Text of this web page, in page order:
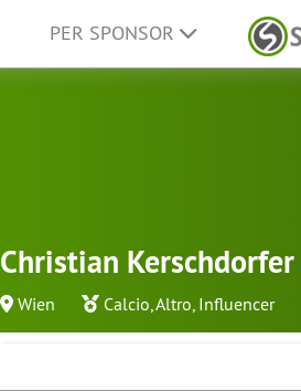
PER SPONSOR
Christian Kerschdorfer
Wien Calcio,Altro, Influencer